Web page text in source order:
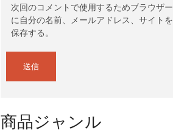
次回のコメントで使用するためブラウザー
に自分の名前、メールアドレス、サイトを
保存する。
商品ジャンル